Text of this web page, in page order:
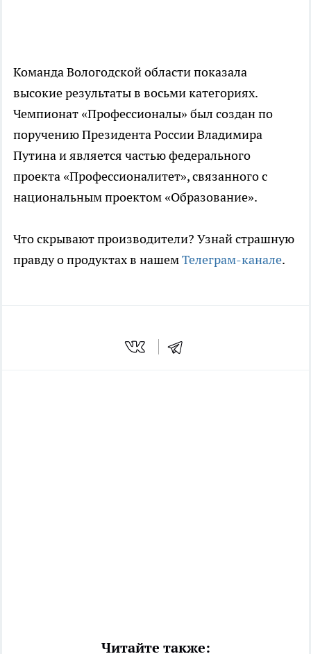
Команда Вологодской области показала
высокие результаты в восьми категориях.
Чемпионат «Профессионалы» был создан по
поручению Президента России Владимира
Путина и является частью федерального
проекта «Профессионалитет», связанного с
национальным проектом «Образование».
Что скрывают производители? Узнай страшную
правду о продуктах в нашемТелеграм-канале.
Читайте также: